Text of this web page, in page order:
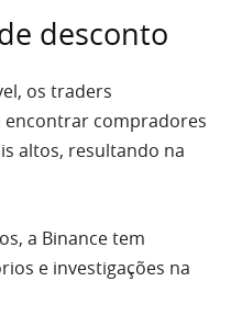
desconto
os traders
compradores
altos, resultando na
a Binance tem
e investigações na